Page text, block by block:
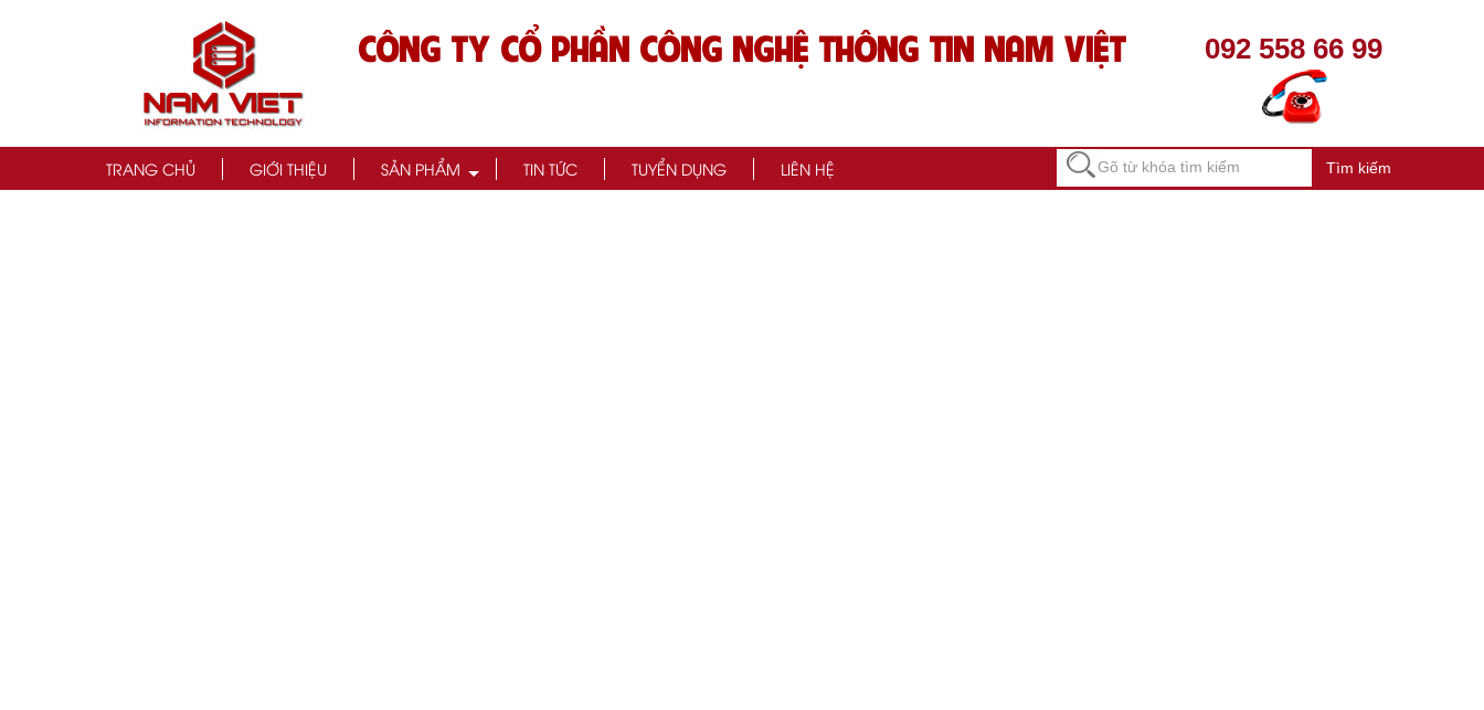
CÔNG TY CỔ PHẦN CÔNG NGHỆ THÔNG TIN NAM VIỆT 092 558 66 99
TRANG CHỦ GIỚI THIỆU SẢN PHẨM TIN TỨC TUYỂN DỤNG LIÊN HỆ Tìm kiếm